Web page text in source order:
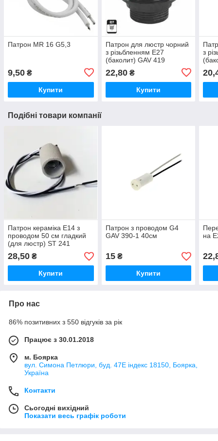
Патрон MR 16 G5,3
9,50 ₴
Купити
Патрон для люстр чорний
з різьбленням Е27
(баколит) GAV 419
22,80₴
Купити
з
Подібні товари компанії
Патрон кераміка Е14 з
проводом 50 см гладкий
(для люстр) ST 241
28,50 ₴
Купити
Патрон з проводом G4
GAV 390-1 40см
15₴
Купити
на
Про нас
86% позитивних з 550 відгуків за рік
Працює з 30.01.2018
м. Боярка
вул. Симона Петлюри, буд. 47Е індекс 18150, Боярка,
Україна
Контакти
Сьогодні вихідний
Показати весь графік роботи